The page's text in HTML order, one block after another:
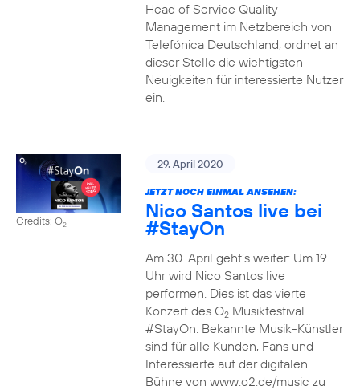
Head of Service Quality
Management im Netzbereich von
Telefónica Deutschland, ordnet an
dieser Stelle die wichtigsten
Neuigkeiten für interessierte Nutzer
ein.
Credits: O2
29. April 2020
JETZT NOCH EINMAL ANSEHEN:
Nico Santos live bei
#StayOn
Am 30. April geht’s weiter: Um 19
Uhr wird Nico Santos live
performen. Dies ist das vierte
Konzert des O2Musikfestival
#StayOn. Bekannte Musik-Künstler
sind für alle Kunden, Fans und
Interessierte auf der digitalen
Bühne von www.o2.de/music zu